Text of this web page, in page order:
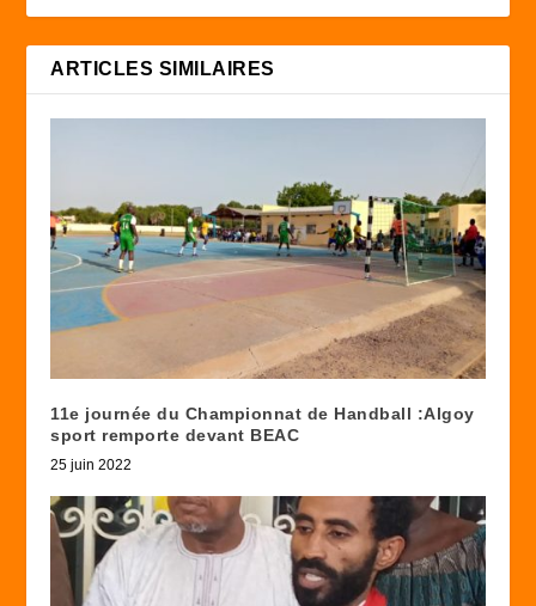
ARTICLES SIMILAIRES
11e journée du Championnat de Handball :Algoy
sport remporte devant BEAC
25 juin 2022